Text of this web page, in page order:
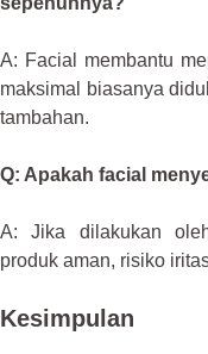
A: Facial membantu
maksimal biasanya
tambahan.
Q: Apakah facial
A: Jika dilakukan
produk aman, risiko
Kesimpulan